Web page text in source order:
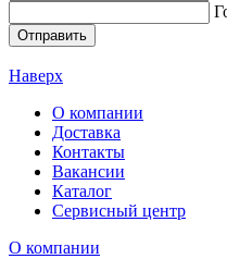
Отправить
Наверх
О компании
Доставка
Контакты
Вакансии
Каталог
Сервисный центр
О компании